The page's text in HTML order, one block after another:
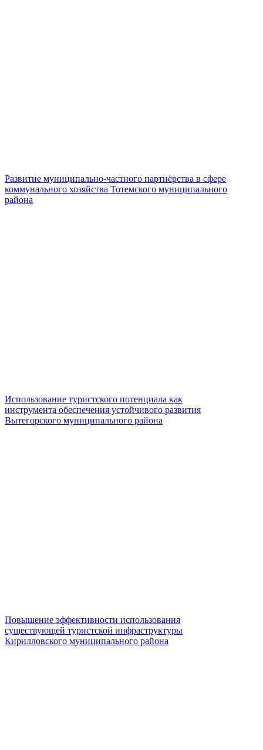
Развитие муниципально-частного партнёрства в сфере
коммунального хозяйства Тотемского муниципального
района
Использование туристского потенциала как
инструмента обеспечения устойчивого развития
Вытегорского муниципального района
Повышение эффективности использования
существующей туристской инфраструктуры
Кирилловского муниципального района